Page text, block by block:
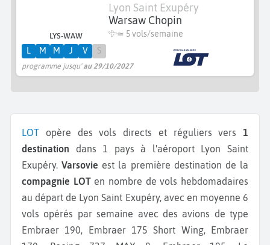
LYS-WAW
Lyon Saint Exupéry
Warsaw Chopin
≃ 5 vols/semaine
programme jusqu'au 29/10/2027
L M M J V S
LOT opère des vols directs et réguliers vers 1
destination dans 1 pays à l'aéroport Lyon Saint
Exupéry.Varsovie est la première destination de la
compagnie LOTen nombre de vols hebdomadaires
au départ de Lyon Saint Exupéry, avec en moyenne 6
vols opérés par semaine avec des avions de type
Embraer 190, Embraer 175 Short Wing, Embraer